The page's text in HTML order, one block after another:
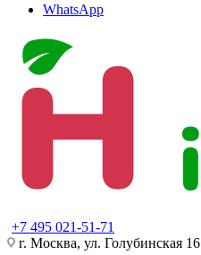
WhatsApp
+7 495 021-51-71
г. Москва, ул. Голубинская 16